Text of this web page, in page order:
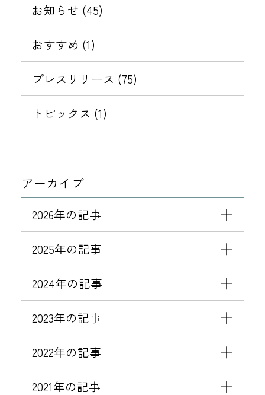
ン
京
本
開
念
】
☆
ペ
ア
（
組
0
名
様
）
お知らせ (45)
おすすめ (1)
プレスリリース (75)
トピックス (1)
アーカイブ
2026年の記事
2025年の記事
2024年の記事
2023年の記事
2022年の記事
2021年の記事